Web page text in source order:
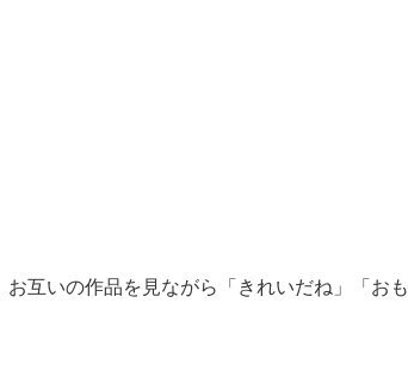
互いの作品を見ながら「きれいだね」「おも